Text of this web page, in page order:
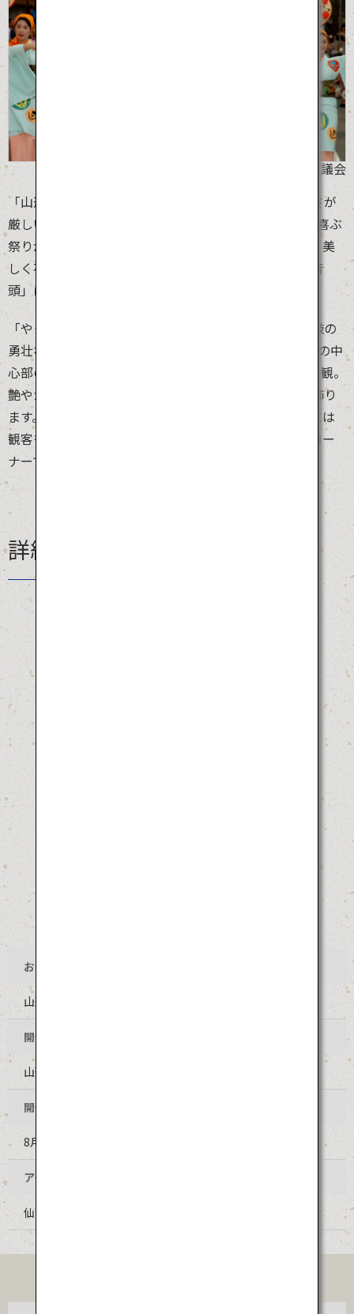
©山形県花笠協議会
「山形花笠まつり」が開催される東北地方は、冬の寒さが
厳しいエリア。8月初頭は、東北地方が短い夏を祝い、喜ぶ
祭りが集中します。その一つである山形花笠まつりは、美
しく花で飾られた笠（花笠）を手に、踊り手が「花笠音
頭」に合わせて踊るお祭りです。
「やっしょ、まかしょ」という威勢のいい掛け声と太鼓の
勇壮な音色にあわせて、1万人を超える踊り手が山形市の中
心部の1.2kmをパレードします。その群舞は華やかで壮観。
艶やかな衣装と紅花をあしらった笠が色鮮やかに街を飾り
ます。踊り手を先導する美しい山車も必見。パレードには
観客も参加できます。花笠パレード最後尾の飛び入りコー
ナーでは、地元民も観光客も一緒になって踊ります。
詳細情報
お祭り名
山形花笠まつり
開催地
山形県山形市 中心部
開催時期
8月5日～7日（毎年同日程）
アクセス
仙台空港からバスで約１時間20分